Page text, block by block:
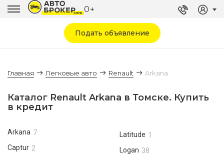
0+
Подать объявление
Главная Легковые авто Renault Arkana
Каталог Renault Arkana в Томске. Купить
в кредит
Arkana 7
Captur 2
Latitude 1
Logan 38